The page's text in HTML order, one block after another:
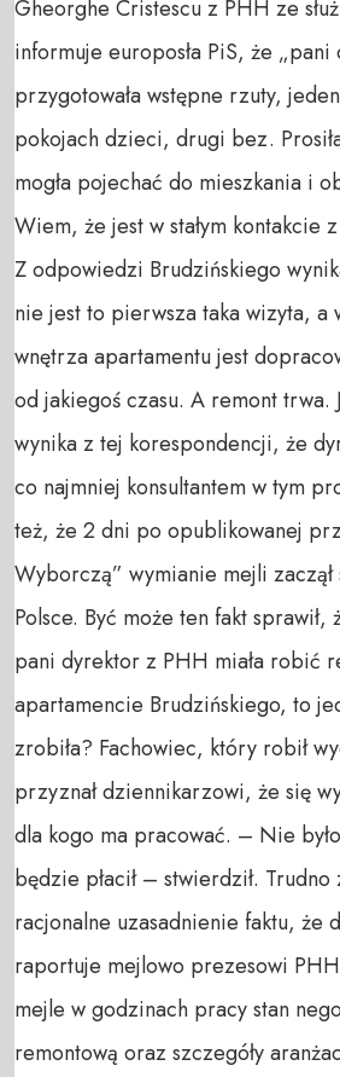
Gheorghe Cristescu z PHH ze
informuje europosła PiS, że
przygotowała wstępne rzuty,
pokojach dzieci, drugi bez.
mogła pojechać do mieszkania i
Wiem, że jest w stałym kontakcie z
Z odpowiedzi Brudzińskiego
nie jest to pierwsza taka wizyta, a
wnętrza apartamentu jest
od jakiegoś czasu. A remont trwa.
wynika z tej korespondencji, że
co najmniej konsultantem w tym
też, że 2 dni po opublikowanej
Wyborczą” wymianie mejli
Polsce. Być może ten fakt
pani dyrektor z PHH miała robić
apartamencie Brudzińskiego, to
zrobiła? Fachowiec, który robił
przyznał dziennikarzowi, że się
dla kogo ma pracować. – Nie
będzie płacił – stwierdził.
racjonalne uzasadnienie faktu, że
raportuje mejlowo prezesowi
mejle w godzinach pracy stan
remontową oraz szczegóły